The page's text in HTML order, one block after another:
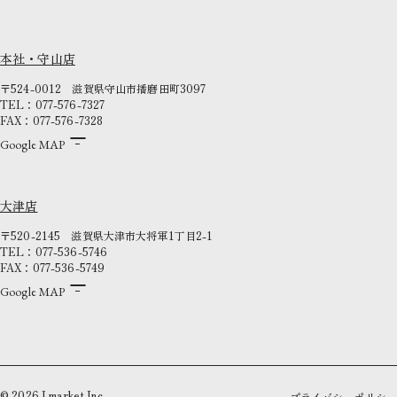
本社・守山店
〒524-0012滋賀県守山市播磨田町3097
TEL：077-576-7327
FAX：077-576-7328
Google MAP
大津店
〒520-2145滋賀県大津市大将軍1丁目2-1
TEL：077-536-5746
FAX：077-536-5749
Google MAP